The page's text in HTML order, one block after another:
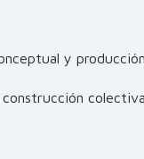
y producción